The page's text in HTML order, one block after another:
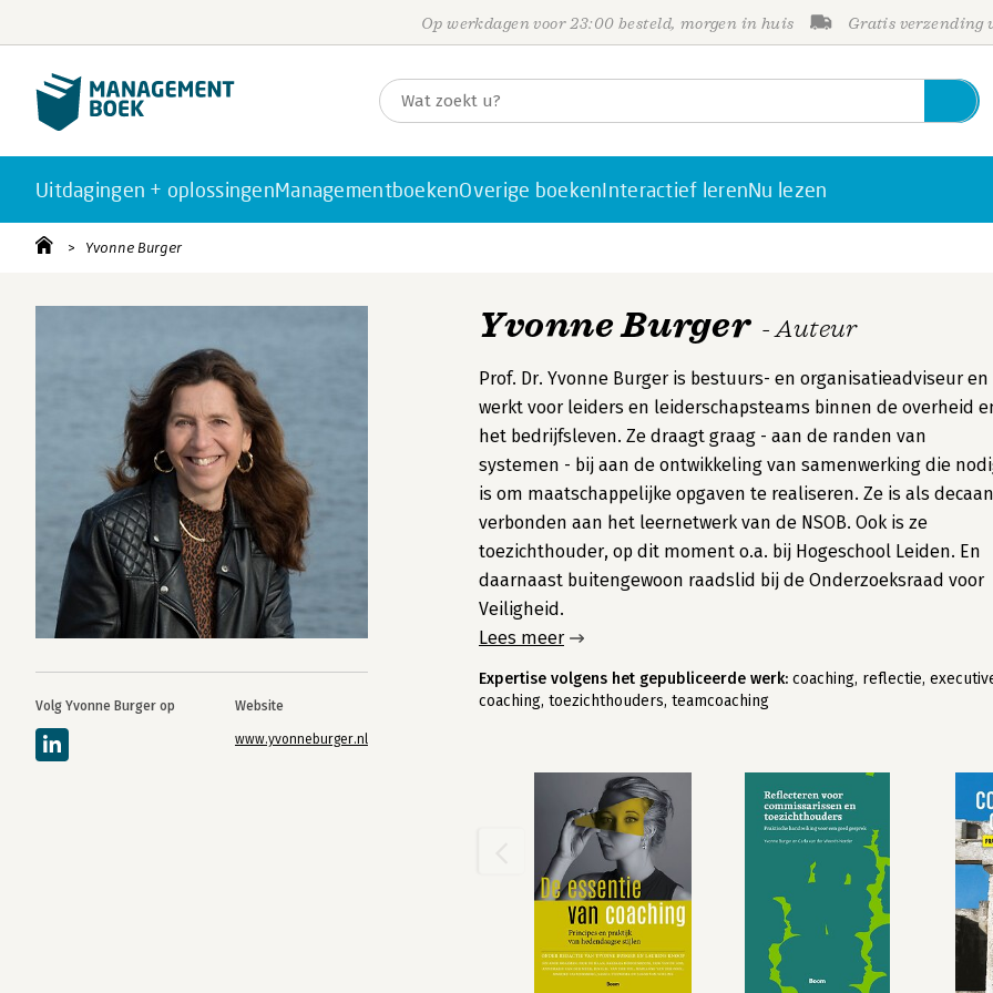
Op werkdagen voor 23:00 besteld, morgen in huis Gratis verzending
Uitdagingen + oplossingenManagementboekenOverige boekenInteractief lerenNu lezen
Yvonne Burger
Volg Yvonne Burger op Website
www.yvonneburger.nl
Yvonne Burger - Auteur
Prof. Dr. Yvonne Burger is bestuurs- en organisatieadviseur en
werkt voor leiders en leiderschapsteams binnen de overheid
het bedrijfsleven. Ze draagt graag - aan de randen van
systemen - bij aan de ontwikkeling van samenwerking die
is om maatschappelijke opgaven te realiseren. Ze is als decaan
verbonden aan het leernetwerk van de NSOB. Ook is ze
toezichthouder, op dit moment o.a. bij Hogeschool Leiden. En
daarnaast buitengewoon raadslid bij de Onderzoeksraad voor
Veiligheid.
Lees meer
Expertise volgens het gepubliceerde werk: coaching, reflectie,
coaching, toezichthouders, teamcoaching